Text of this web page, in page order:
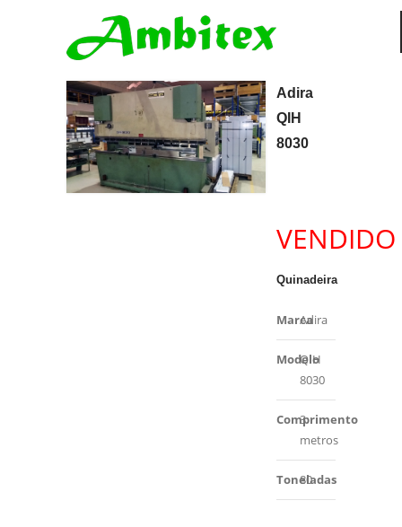
Adira
QIH
8030
VENDIDO
Quinadeira
MarcaAdira
Modelo
QIH
8030
Comprimento
3
metros
Toneladas
80